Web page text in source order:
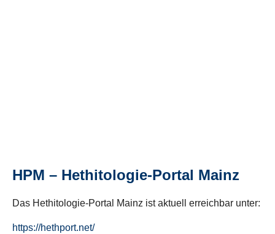
HPM – Hethitologie-Portal Mainz
Das Hethitologie-Portal Mainz ist aktuell erreichbar unter:
https://hethport.net/